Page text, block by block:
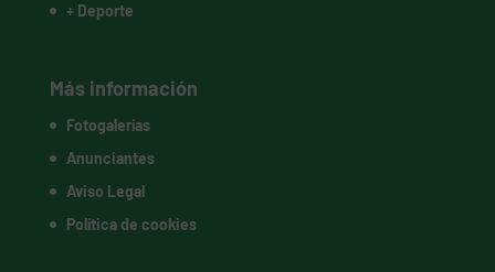
+ Deporte
Más información
Fotogalerías
Anunciantes
Aviso Legal
Política de cookies